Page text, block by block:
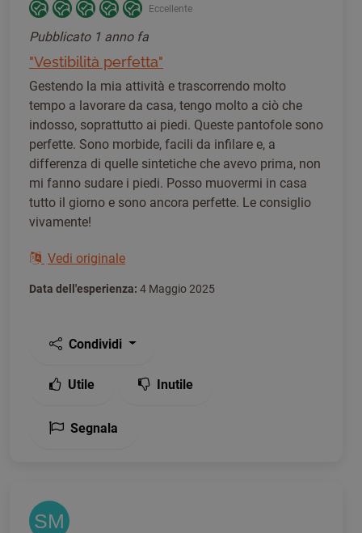
Eccellente
Pubblicato 1 anno fa
"Vestibilità perfetta"
Gestendo la mia attività e trascorrendo molto
tempo a lavorare da casa, tengo molto a ciò che
indosso, soprattutto ai piedi. Queste pantofole sono
perfette. Sono morbide, facili da infilare e, a
differenza di quelle sintetiche che avevo prima, non
mi fanno sudare i piedi. Posso muovermi in casa
tutto il giorno e sono ancora perfette. Le consiglio
vivamente!
Vedi originale
Data dell'esperienza: 4 Maggio 2025
Condividi
Utile Inutile
Segnala
SM